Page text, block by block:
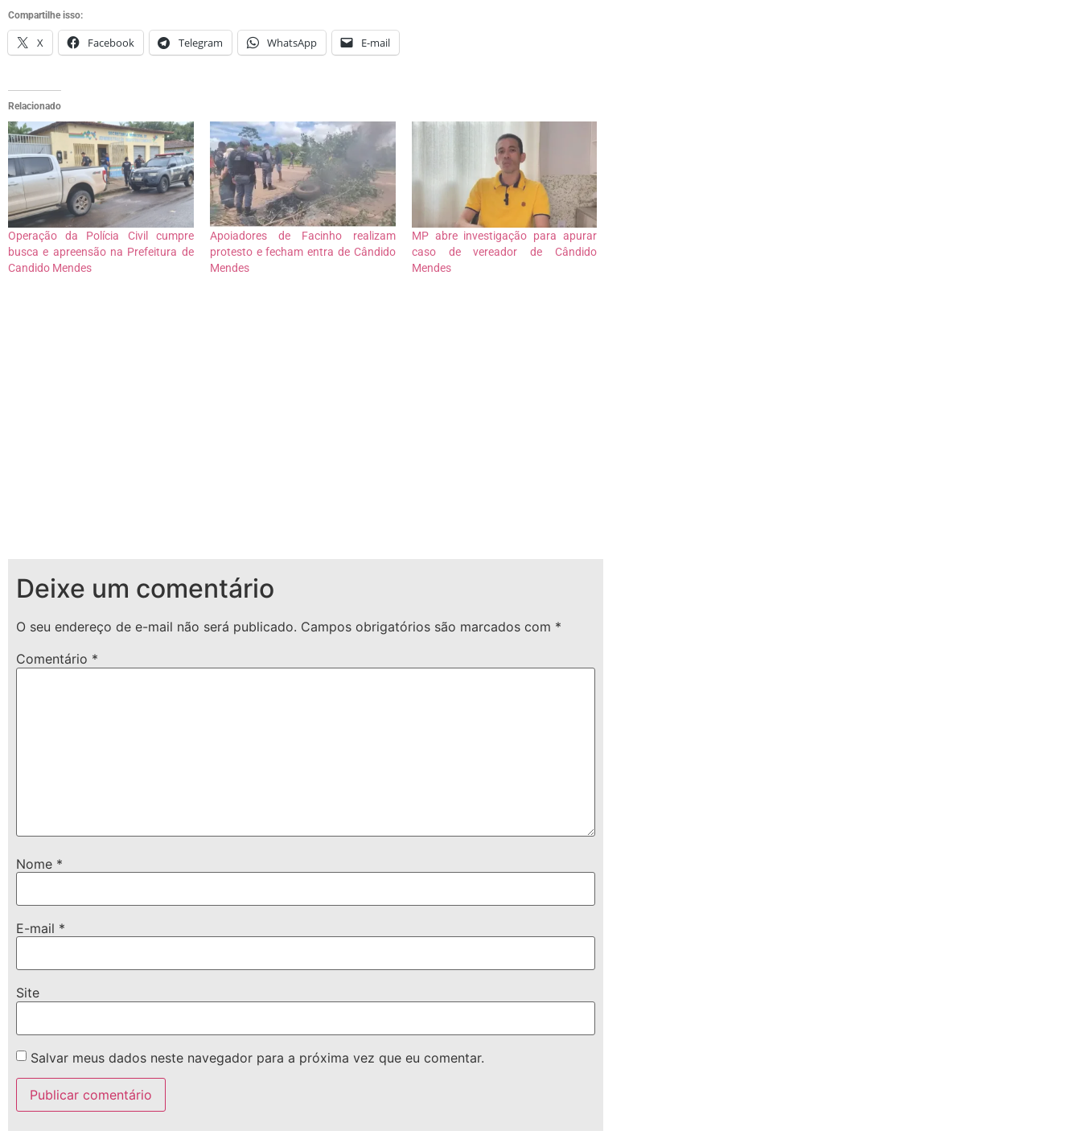
Compartilhe isso:
X Facebook Telegram WhatsApp E-mail
Relacionado
Operação da Polícia Civil cumpre
busca e apreensão na Prefeitura de
Candido Mendes
Apoiadores de Facinho realizam
protesto e fecham entra de Cândido
Mendes
MP abre investigação para apurar
caso de vereador de Cândido
Mendes
Deixe um comentário
O seu endereço de e-mail não será publicado. Campos obrigatórios são marcados com *
Comentário *
Nome *
E-mail *
Site
Salvar meus dados neste navegador para a próxima vez que eu comentar.